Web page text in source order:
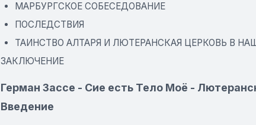
МАРБУРГСКОЕ СОБЕСЕДОВАНИЕ
ПОСЛЕДСТВИЯ
ТАИНСТВО АЛТАРЯ И ЛЮТЕРАНСКАЯ ЦЕРКОВЬ В
ЗАКЛЮЧЕНИЕ
Герман Зассе - Сие есть Тело Моё -
Введение